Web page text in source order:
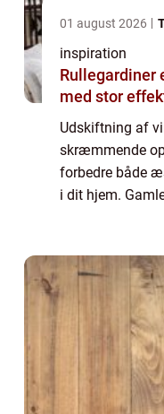
01 august 2026
inspiration
Rullegardiner enkel solafskærmning
med stor
Udskiftning af
skræmmende
forbedre både
i dit hjem.